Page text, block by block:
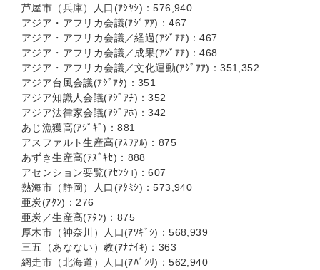
芦屋市（兵庫）人口(ｱｼﾔｼ)：576,940
アジア・アフリカ会議(ｱｼﾞｱｱ)：467
アジア・アフリカ会議／経過(ｱｼﾞｱｱ)：467
アジア・アフリカ会議／成果(ｱｼﾞｱｱ)：468
アジア・アフリカ会議／文化運動(ｱｼﾞｱｱ)：351,352
アジア台風会議(ｱｼﾞｱﾀ)：351
アジア知識人会議(ｱｼﾞｱﾁ)：352
アジア法律家会議(ｱｼﾞｱﾎ)：342
あじ漁獲高(ｱｼﾞｷﾞ)：881
アスファルト生産高(ｱｽﾌｱﾙ)：875
あずき生産高(ｱｽﾞｷｾ)：888
アセンション要覧(ｱｾﾝｼﾖ)：607
熱海市（静岡）人口(ｱﾀﾐｼ)：573,940
亜炭(ｱﾀﾝ)：276
亜炭／生産高(ｱﾀﾝ)：875
厚木市（神奈川）人口(ｱﾂｷﾞｼ)：568,939
三五（あなない）教(ｱﾅﾅｲｷ)：363
網走市（北海道）人口(ｱﾊﾞｼﾘ)：562,940